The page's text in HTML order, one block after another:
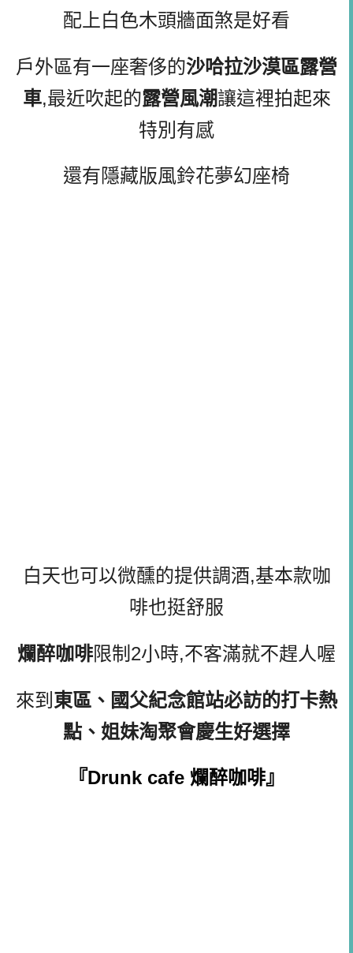
配上白色木頭牆面煞是好看
戶外區有一座奢侈的沙哈拉沙漠區露營
車,最近吹起的露營風潮讓這裡拍起來
特別有感
還有隱藏版風鈴花夢幻座椅
白天也可以微醺的提供調酒,基本款咖
啡也挺舒服
爛醉咖啡限制2小時,不客滿就不趕人喔
來到 東區、國父紀念館站必訪的打卡熱
點、姐妹淘聚會慶生好選擇
『Drunk cafe 爛醉咖啡』